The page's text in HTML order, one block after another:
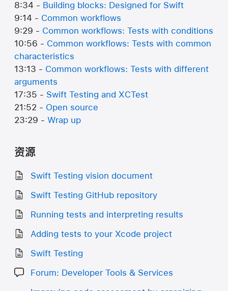
8:34 - Building blocks: Designed for Swift
9:14 - Common workflows
9:29 - Common workflows: Tests with conditions
10:56 - Common workflows: Tests with common
characteristics
13:13 - Common workflows: Tests with different
arguments
17:35 - Swift Testing and XCTest
21:52 - Open source
23:29 - Wrap up
资源
Swift Testing vision document
Swift Testing GitHub repository
Running tests and interpreting results
Adding tests to your Xcode project
Swift Testing
Forum: Developer Tools & Services